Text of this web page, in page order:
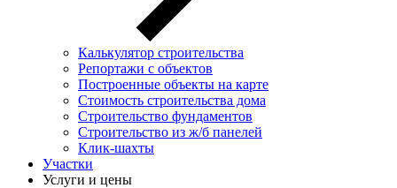
Калькулятор строительства
Репортажи с объектов
Построенные объекты на карте
Стоимость строительства дома
Строительство фундаментов
Строительство из ж/б панелей
Клик-шахты
Участки
Услуги и цены